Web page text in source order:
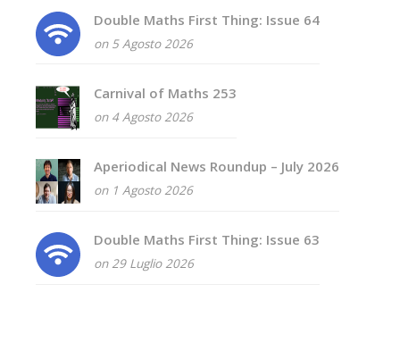
Double Maths First Thing: Issue 64
on 5 Agosto 2026
Carnival of Maths 253
on 4 Agosto 2026
Aperiodical News Roundup – July 2026
on 1 Agosto 2026
Double Maths First Thing: Issue 63
on 29 Luglio 2026